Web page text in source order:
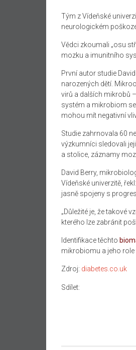
Tým z Vídeňské
neurologickém
Vědci zkoumali „osu
mozku a imunitního
První autor studie
narozených dětí.
virů a dalších mikrobů
systém a mikrobiom
mohou mít negativní
Studie zahrnovala 60
výzkumníci sledovali
a stolice, záznamy
David Berry,
Vídeňské univerzitě,
jasně spojeny s
„Důležité je, že takové
kterého lze zabránit
Identifikace těchto
mikrobiomu a jeho role
Zdroj: diabetes.co.uk
Sdílet: